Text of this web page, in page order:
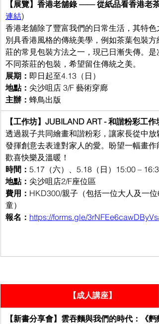
【展覽】香港老舖錄 —— 從紙品看香港老
連結)
香港老舖除了豐富我們的日常生活，其特色
別具香港風格的傳統美學，例如茶葉包裝方
莊的常見包裝方法之一，現已日漸失傳。是
不同茶莊的包裝，希望留住傳統之美。
展期： 即日起至4.13（日）
地點： 尖沙咀店 3/F 藝術穿廊
主辦： 蜂鳥出版
【工作坊】JUBILAND ART - 和諧粉彩工作坊
透過親子共同繪畫和諧粉彩，讓家長從中放
發揮創意去表達對家人的愛。盼望一幅畫作
歡喜快樂及溫暖！
時間： 5.17（六）、5.18（日）15:00 –
地點： 尖沙咀店2/F座位區
費用： HKD300/親子（包括一位大人及一位
童）
報名： https://forms.gle/
【成人講座】
【新書分享會】雲吞麵與我們的時代：《麪